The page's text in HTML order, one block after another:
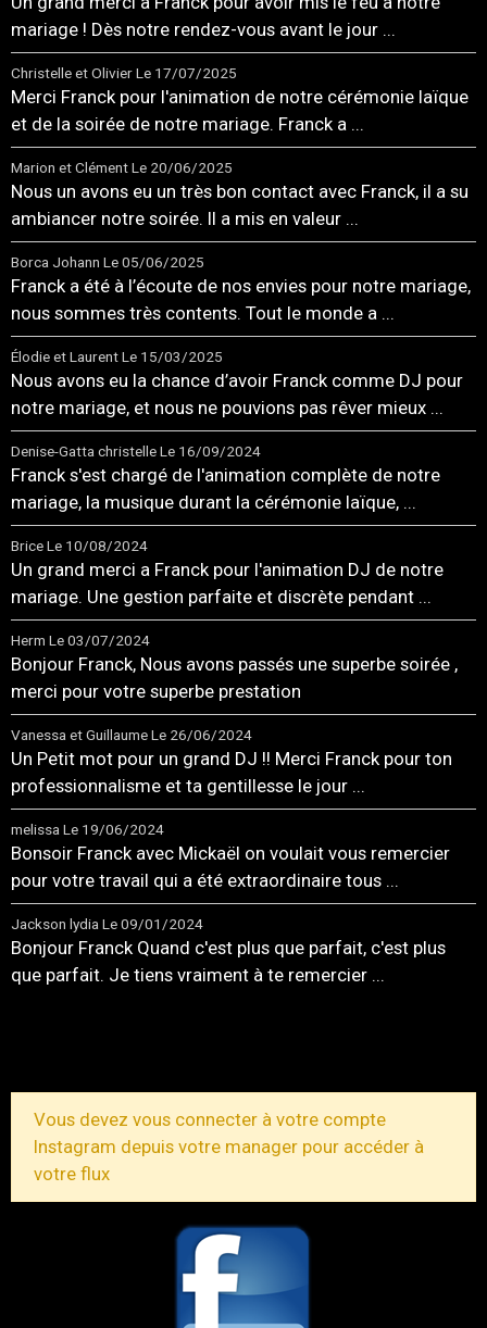
mariage ! Dès notre rendez-vous avant le jour ...
Christelle et OlivierLe 17/07/2025
Merci Franck pour l'animation de notre cérémonie laïque
et de la soirée de notre mariage. Franck a ...
Marion et ClémentLe 20/06/2025
Nous un avons eu un très bon contact avec Franck, il a su
ambiancer notre soirée. Il a mis en valeur ...
Borca Johann Le 05/06/2025
Franck a été à l’écoute de nos envies pour notre mariage,
nous sommes très contents. Tout le monde a ...
Élodie et LaurentLe 15/03/2025
Nous avons eu la chance d’avoir Franck comme DJ pour
notre mariage, et nous ne pouvions pas rêver mieux ...
Denise-Gatta christelleLe 16/09/2024
Franck s'est chargé de l'animation complète de notre
mariage, la musique durant la cérémonie laïque, ...
BriceLe 10/08/2024
Un grand merci a Franck pour l'animation DJ de notre
mariage. Une gestion parfaite et discrète pendant ...
Herm Le 03/07/2024
Bonjour Franck, Nous avons passés une superbe soirée ,
merci pour votre superbe prestation
Vanessa et GuillaumeLe 26/06/2024
Un Petit mot pour un grand DJ !! Merci Franck pour ton
professionnalisme et ta gentillesse le jour ...
melissa Le 19/06/2024
Bonsoir Franck avec Mickaël on voulait vous remercier
pour votre travail qui a été extraordinaire tous ...
Jackson lydia Le 09/01/2024
Bonjour Franck Quand c'est plus que parfait, c'est plus
que parfait. Je tiens vraiment à te remercier ...
Vous devez vous connecter à votre compte
Instagram depuis votre manager pour accéder à
votre flux